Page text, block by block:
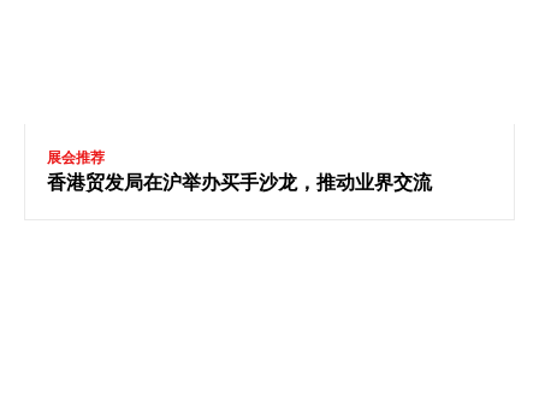
展会推荐
香港贸发局在沪举办买手沙龙，推动业界交流